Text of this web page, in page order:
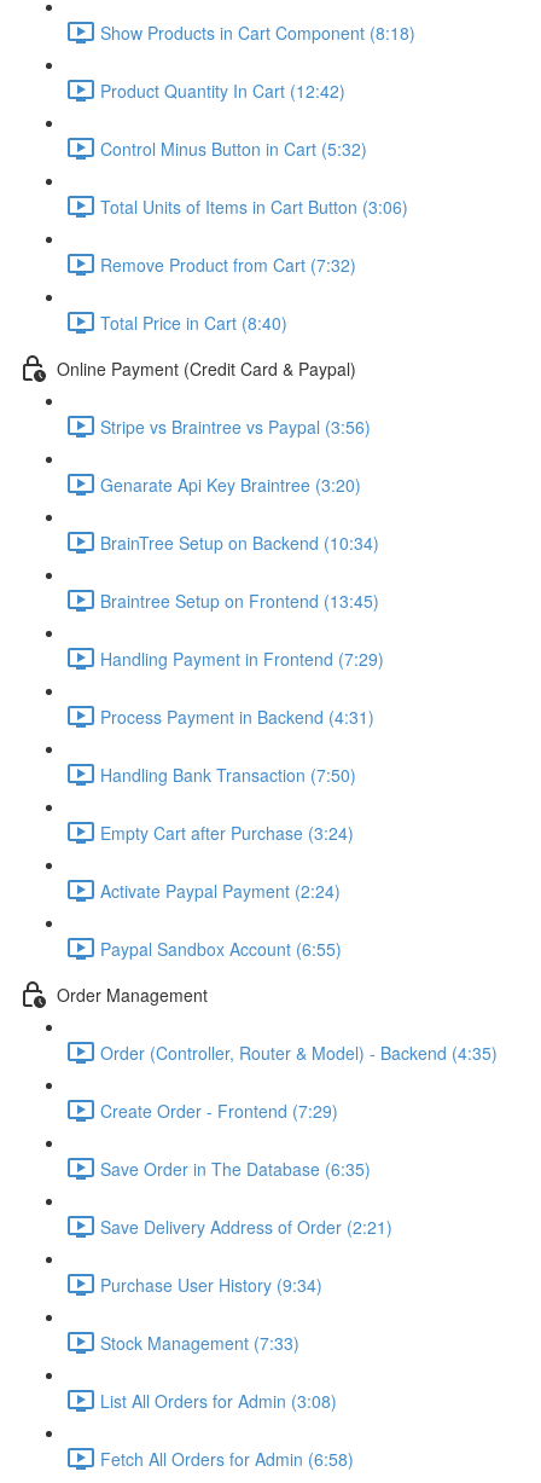
Show Products in Cart Component (8:18)
Product Quantity In Cart (12:42)
Control Minus Button in Cart (5:32)
Total Units of Items in Cart Button (3:06)
Remove Product from Cart (7:32)
Total Price in Cart (8:40)
Online Payment (Credit Card & Paypal)
Stripe vs Braintree vs Paypal (3:56)
Genarate Api Key Braintree (3:20)
BrainTree Setup on Backend (10:34)
Braintree Setup on Frontend (13:45)
Handling Payment in Frontend (7:29)
Process Payment in Backend (4:31)
Handling Bank Transaction (7:50)
Empty Cart after Purchase (3:24)
Activate Paypal Payment (2:24)
Paypal Sandbox Account (6:55)
Order Management
Order (Controller, Router & Model) - Backend (4:35)
Create Order - Frontend (7:29)
Save Order in The Database (6:35)
Save Delivery Address of Order (2:21)
Purchase User History (9:34)
Stock Management (7:33)
List All Orders for Admin (3:08)
Fetch All Orders for Admin (6:58)